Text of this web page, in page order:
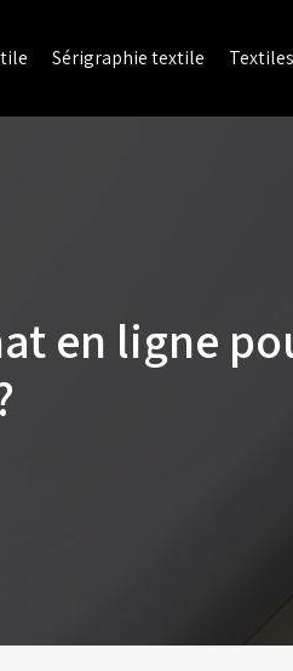
Sérigraphie textile
en ligne